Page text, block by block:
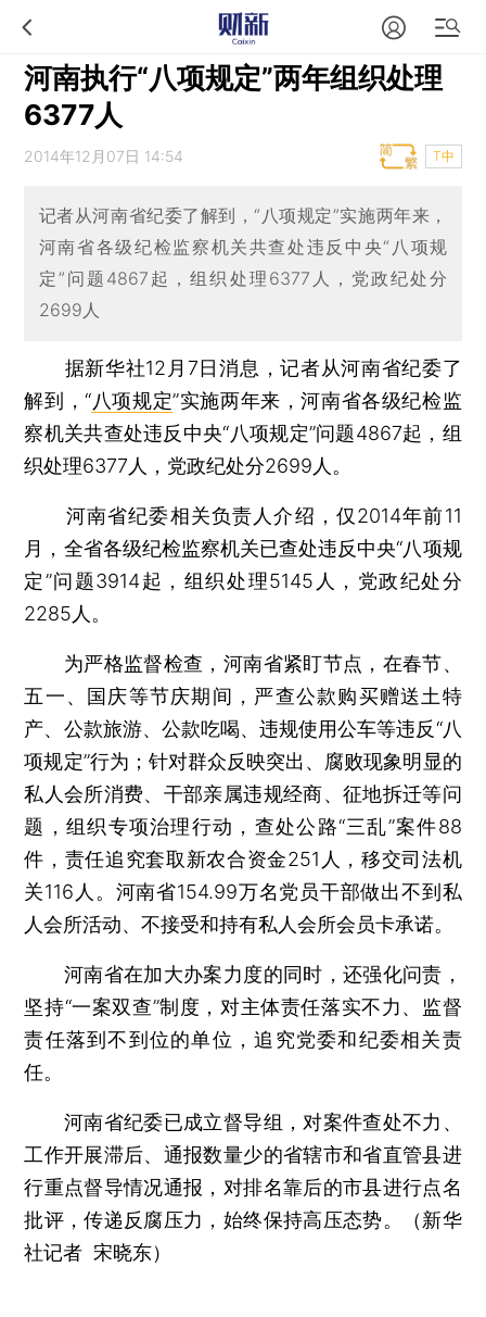
河南执行“八项规定”两年组织处理
6377人
2014年12月07日 14:54 T中
记者从河南省纪委了解到，“八项规定”实施两年来，
河南省各级纪检监察机关共查处违反中央“八项规
定”问题4867起，组织处理6377人，党政纪处分
2699人
据新华社12月7日消息，记者从河南省纪委了
解到，“八项规定”实施两年来，河南省各级纪检监
察机关共查处违反中央“八项规定”问题4867起，组
织处理6377人，党政纪处分2699人。
河南省纪委相关负责人介绍，仅2014年前11
月，全省各级纪检监察机关已查处违反中央“八项规
定”问题3914起，组织处理5145人，党政纪处分
2285人。
为严格监督检查，河南省紧盯节点，在春节、
五一、国庆等节庆期间，严查公款购买赠送土特
产、公款旅游、公款吃喝、违规使用公车等违反“八
项规定”行为；针对群众反映突出、腐败现象明显的
私人会所消费、干部亲属违规经商、征地拆迁等问
题，组织专项治理行动，查处公路“三乱”案件88
件，责任追究套取新农合资金251人，移交司法机
关116人。河南省154.99万名党员干部做出不到私
人会所活动、不接受和持有私人会所会员卡承诺。
河南省在加大办案力度的同时，还强化问责，
坚持“一案双查”制度，对主体责任落实不力、监督
责任落到不到位的单位，追究党委和纪委相关责
任。
河南省纪委已成立督导组，对案件查处不力、
工作开展滞后、通报数量少的省辖市和省直管县进
行重点督导情况通报，对排名靠后的市县进行点名
批评，传递反腐压力，始终保持高压态势。（新华
社记者 宋晓东）